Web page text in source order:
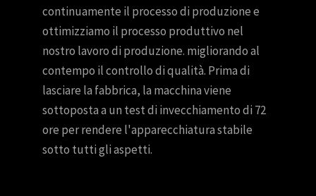
continuamente il processo di produzione e
ottimizziamo il processo produttivo nel
nostro lavoro di produzione. migliorando al
contempo il controllo di qualità. Prima di
lasciare la fabbrica, la macchina viene
sottoposta a un test di invecchiamento di 72
ore per rendere l'apparecchiatura stabile
sotto tutti gli aspetti.